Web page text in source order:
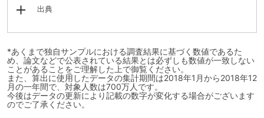
出典
*あくまで独自サンプルにおける調査結果に基づく数値であるた
め、論文などで公表されている結果とは必ずしも数値が一致しない
ことがあることをご理解した上で御覧ください。
また、算出に使用したデータの集計期間は2018年1月から2018年12
月の一年間で、対象人数は700万人です。
今後はデータの更新により記載の数字が変化する場合がございます
のでご了承ください。